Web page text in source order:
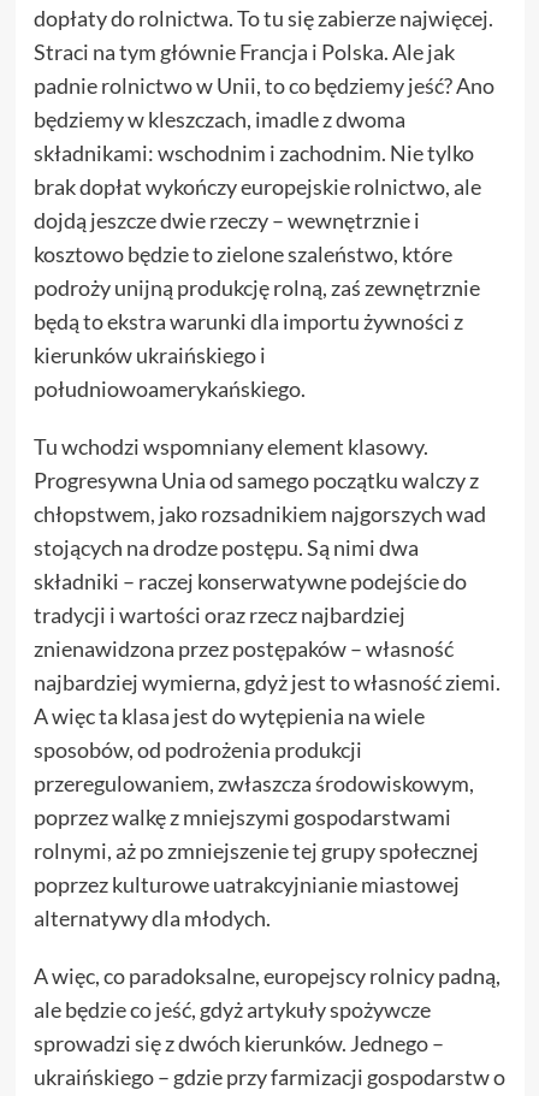
dopłaty do rolnictwa. To tu się zabierze najwięcej.
Straci na tym głównie Francja i Polska. Ale jak
padnie rolnictwo w Unii, to co będziemy jeść? Ano
będziemy w kleszczach, imadle z dwoma
składnikami: wschodnim i zachodnim. Nie tylko
brak dopłat wykończy europejskie rolnictwo, ale
dojdą jeszcze dwie rzeczy – wewnętrznie i
kosztowo będzie to zielone szaleństwo, które
podroży unijną produkcję rolną, zaś zewnętrznie
będą to ekstra warunki dla importu żywności z
kierunków ukraińskiego i
południowoamerykańskiego.
Tu wchodzi wspomniany element klasowy.
Progresywna Unia od samego początku walczy z
chłopstwem, jako rozsadnikiem najgorszych wad
stojących na drodze postępu. Są nimi dwa
składniki – raczej konserwatywne podejście do
tradycji i wartości oraz rzecz najbardziej
znienawidzona przez postępaków – własność
najbardziej wymierna, gdyż jest to własność ziemi.
A więc ta klasa jest do wytępienia na wiele
sposobów, od podrożenia produkcji
przeregulowaniem, zwłaszcza środowiskowym,
poprzez walkę z mniejszymi gospodarstwami
rolnymi, aż po zmniejszenie tej grupy społecznej
poprzez kulturowe uatrakcyjnianie miastowej
alternatywy dla młodych.
A więc, co paradoksalne, europejscy rolnicy padną,
ale będzie co jeść, gdyż artykuły spożywcze
sprowadzi się z dwóch kierunków. Jednego –
ukraińskiego – gdzie przy farmizacji gospodarstw o